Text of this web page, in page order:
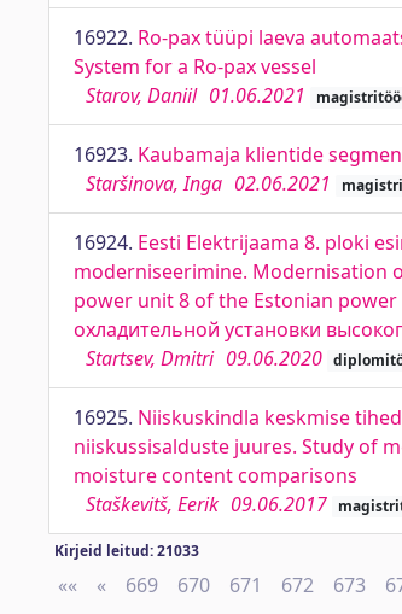
16922. Ro-pax tüüpi laeva
System for a Ro-pax vessel
Starov, Daniil 01.06.2021
16923. Kaubamaja klientide
Staršinova, Inga 02.06.2021
16924. Eesti Elektrijaama 8. ploki
moderniseerimine. Modernisation
power unit 8 of the Estonian
охладительной установки
Startsev, Dmitri 09.06.2020
16925. Niiskuskindla keskmise
niiskussisalduste juures. Study of
moisture content comparisons
Staškevitš, Eerik 09.06.2017
Kirjeid leitud: 21033
«« First
« Previous
669 670 671 672 673